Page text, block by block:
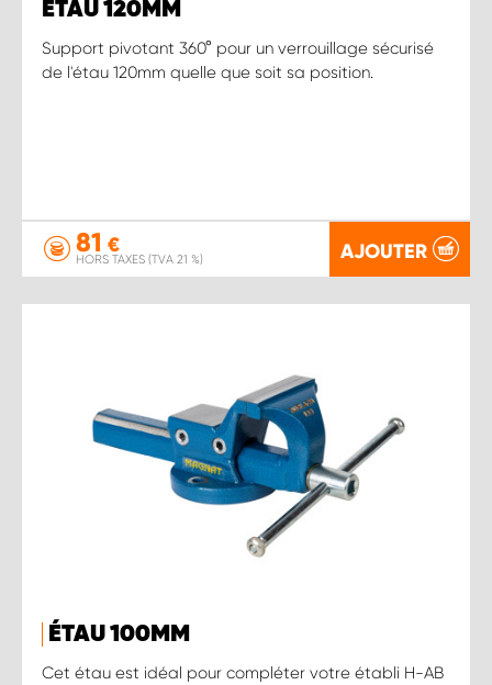
ÉTAU 120MM
Support pivotant 360° pour un verrouillage sécurisé
de l'étau 120mm quelle que soit sa position.
81 €
HORS TAXES (TVA 21 %) AJOUTER
ÉTAU 100MM
Cet étau est idéal pour compléter votre établi H-AB